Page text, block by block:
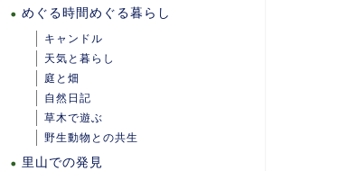
めぐる時間めぐる暮らし
キャンドル
天気と暮らし
庭と畑
自然日記
草木で遊ぶ
野生動物との共生
里山での発見